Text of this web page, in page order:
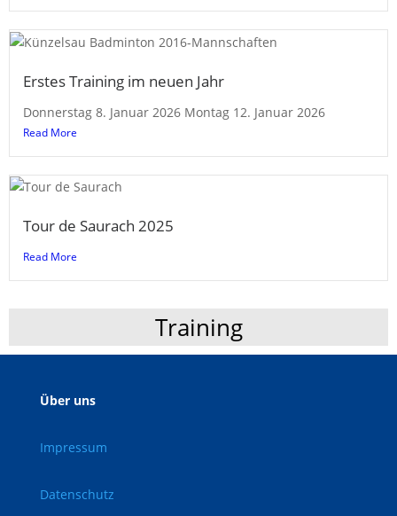
Erstes Training im neuen Jahr
Donnerstag 8. Januar 2026 Montag 12. Januar 2026
Read More
Tour de Saurach 2025
Read More
Training
Über uns
Impressum
Datenschutz